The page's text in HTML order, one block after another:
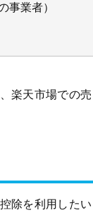
事業者）
楽天市場での売
除を利用したい